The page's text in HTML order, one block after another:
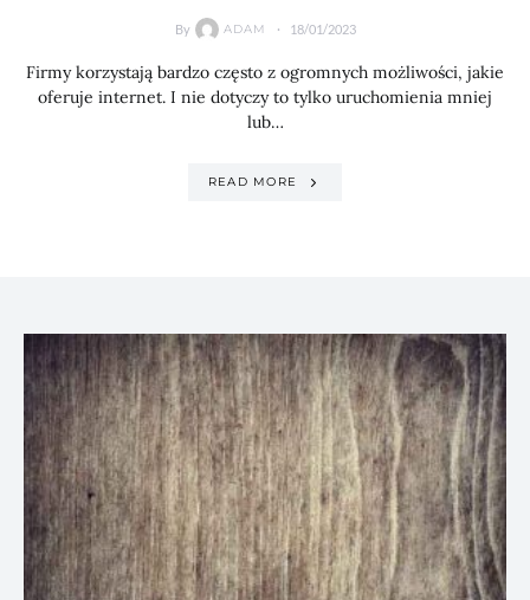
By ADAM 18/01/2023
Firmy korzystają bardzo często z ogromnych możliwości, jakie
oferuje internet. I nie dotyczy to tylko uruchomienia mniej
lub…
READ MORE